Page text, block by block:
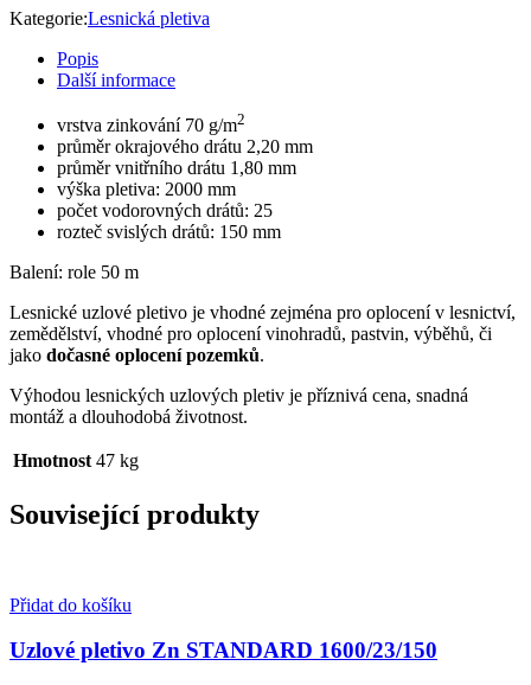
Kategorie:Lesnická pletiva
Popis
Další informace
vrstva zinkování 70 g/m2
průměr okrajového drátu 2,20 mm
průměr vnitřního drátu 1,80 mm
výška pletiva: 2000 mm
počet vodorovných drátů: 25
rozteč svislých drátů: 150 mm
Balení: role 50 m
Lesnické uzlové pletivo je vhodné zejména pro oplocení v lesnictví,
zemědělství, vhodné pro oplocení vinohradů, pastvin, výběhů, či
jako dočasné oplocení pozemků.
Výhodou lesnických uzlových pletiv je příznivá cena, snadná
montáž a dlouhodobá životnost.
Hmotnost 47 kg
Související produkty
Přidat do košíku
Uzlové pletivo Zn STANDARD 1600/23/150